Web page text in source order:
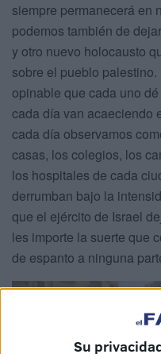
Su
siempre permanecerá en
podemos también de
y otro nuevo holocausto
sobre el pueblo
opinable que cada uno
cada día van acaeciendo
cada día observamos
casas, los colegios, los
los hospitales de cada
derrumban bajo la
que el ejército de Israel
les importe la suerte que
de espanto a ninguna